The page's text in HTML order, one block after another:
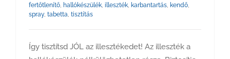
fertőtlenítő hallókészülék illeszték karbantartás kendő
spray, tabetta tisztítás
Így tisztítsd JÓL az illesztékedet! Az illeszték a